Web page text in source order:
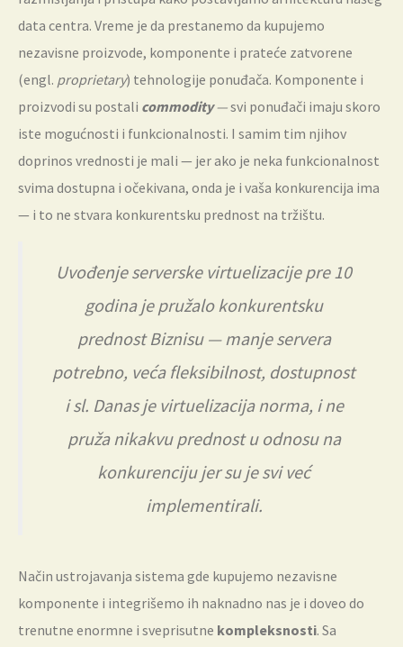
data centra. Vreme je da prestanemo da kupujemo
nezavisne proizvode, komponente i prateće zatvorene
(engl. proprietary) tehnologije ponuđača. Komponente i
proizvodi su postali commodity—svi ponuđači imaju skoro
iste mogućnosti i funkcionalnosti. I samim tim njihov
doprinos vrednosti je mali — jer ako je neka funkcionalnost
svima dostupna i očekivana, onda je i vaša konkurencija ima
— i to ne stvara konkurentsku prednost na tržištu.
Uvođenje serverske virtuelizacije pre 10
godina je pružalo konkurentsku
prednost Biznisu — manje servera
potrebno, veća fleksibilnost, dostupnost
i sl. Danas je virtuelizacija norma, i ne
pruža nikakvu prednost u odnosu na
konkurenciju jer su je svi već
implementirali.
Način ustrojavanja sistema gde kupujemo nezavisne
komponente i integrišemo ih naknadno nas je i doveo do
trenutne enormne i sveprisutne kompleksnosti. Sa